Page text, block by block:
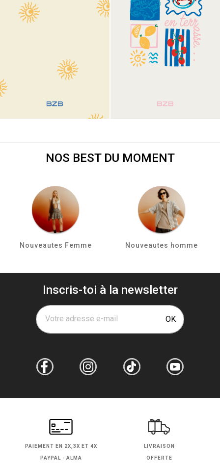
NOS BEST DU MOMENT
Nouveautes Femme Nouveautes homme
Inscris-toi à la newsletter
Votre adresse e-mail OK
PAIEMENT EN 2X,3X ET 4X
PAYPAL - ALMA
LIVRAISON
OFFERTE